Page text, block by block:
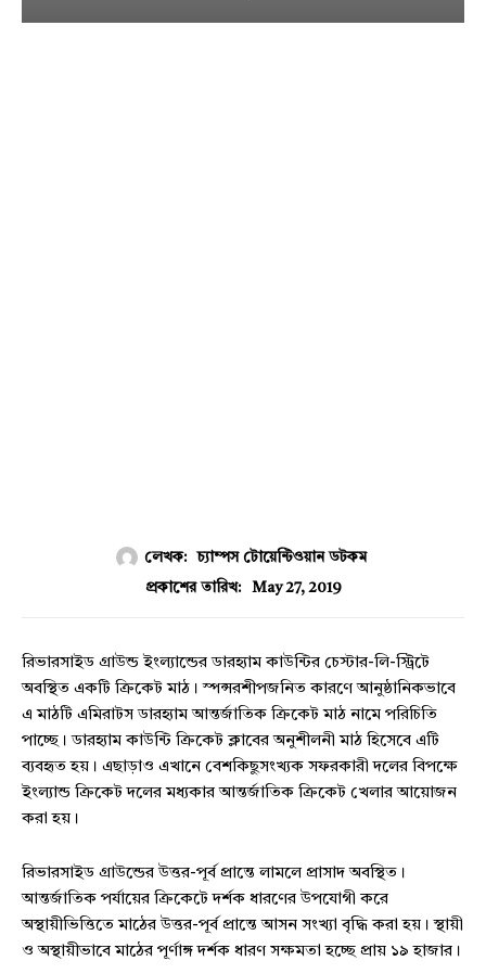
লেখক:
চ্যাম্পস টোয়েন্টিওয়ান ডটকম
প্রকাশের তারিখ:
May 27, 2019
রিভারসাইড গ্রাউন্ড ইংল্যান্ডের ডারহ্যাম কাউন্টির চেস্টার-লি-স্ট্রিটে
অবস্থিত একটি ক্রিকেট মাঠ। স্পন্সরশীপজনিত কারণে আনুষ্ঠানিকভাবে
এ মাঠটি এমিরাটস ডারহ্যাম আন্তর্জাতিক ক্রিকেট মাঠ নামে পরিচিতি
পাচ্ছে। ডারহ্যাম কাউন্টি ক্রিকেট ক্লাবের অনুশীলনী মাঠ হিসেবে এটি
ব্যবহৃত হয়। এছাড়াও এখানে বেশকিছুসংখ্যক সফরকারী দলের বিপক্ষে
ইংল্যান্ড ক্রিকেট দলের মধ্যকার আন্তর্জাতিক ক্রিকেট খেলার আয়োজন
করা হয়।
রিভারসাইড গ্রাউন্ডের উত্তর-পূর্ব প্রান্তে লামলে প্রাসাদ অবস্থিত।
আন্তর্জাতিক পর্যায়ের ক্রিকেটে দর্শক ধারণের উপযোগী করে
অস্থায়ীভিত্তিতে মাঠের উত্তর-পূর্ব প্রান্তে আসন সংখ্যা বৃদ্ধি করা হয়। স্থায়ী
ও অস্থায়ীভাবে মাঠের পূর্ণাঙ্গ দর্শক ধারণ সক্ষমতা হচ্ছে প্রায় ১৯ হাজার।